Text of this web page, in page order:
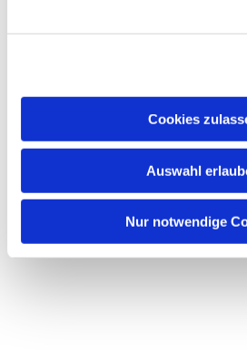
Cookies
Auswahl
Nur notwendige